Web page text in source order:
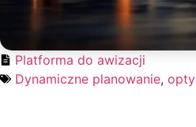
Platforma do awizacji
Dynamiczne planowanie,